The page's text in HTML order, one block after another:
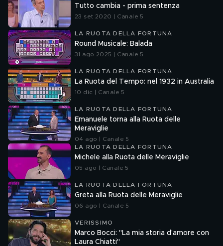
Tutto cambia - prima sentenza
23 set 2020 | Canale 5
LA RUOTA DELLA FORTUNA
Round Musicale: Balada
31 ago 2025 | Canale 5
LA RUOTA DELLA FORTUNA
La Ruota del Tempo: nel 1932 in Australia
10 dic | Canale 5
LA RUOTA DELLA FORTUNA
Emanuele torna alla Ruota delle
Meraviglie
04 ago | Canale 5
LA RUOTA DELLA FORTUNA
Michele alla Ruota delle Meraviglie
05 ago | Canale 5
LA RUOTA DELLA FORTUNA
Greta alla Ruota delle Meraviglie
06 ago | Canale 5
VERISSIMO
Marco Bocci: "La mia storia d'amore con
Laura Chiatti"